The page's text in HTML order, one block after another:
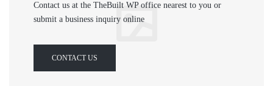
Contact us at the TheBuilt WP office nearest to you or
submit a business inquiry online
CONTACT US